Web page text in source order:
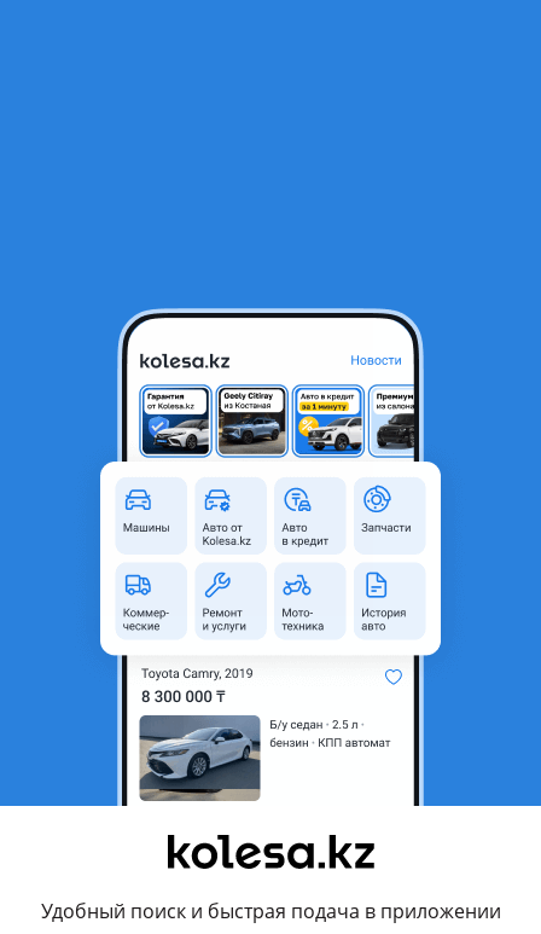
Удобный поиск и быстрая подача в приложении
Toyota Camry 2012 года
Объявление находится в архиве и может быть
Актау, Мангистауская
2011 - 2014 XV50
Седан
Объем двигателя, л
Пробег
Автомат
Руль
Слева